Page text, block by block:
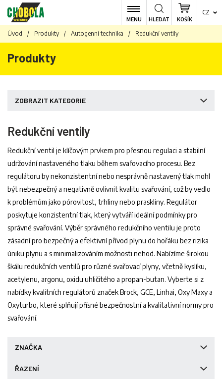
MENU KOŠÍK
CZ
HLEDAT
Úvod / Produkty / Autogenní technika / Redukční ventily
Produkty
ZOBRAZIT KATEGORIE
Redukční ventily
Redukční ventil je klíčovým prvkem pro přesnou regulaci a stabilní
udržování nastaveného tlaku během svařovacího procesu. Bez
regulátoru by nekonzistentní nebo nesprávně nastavený tlak mohl
být nebezpečný a negativně ovlivnit kvalitu svařování, což by vedlo
k problémům jako pórovitost, trhliny nebo praskliny. Regulátor
poskytuje konzistentní tlak, který vytváří ideální podmínky pro
správné svařování. Výběr správného redukčního ventilu je proto
zásadní pro bezpečný a efektivní přívod plynu do hořáku bez rizika
úniku plynu a s minimalizováním možnosti nehod. Nabízíme širokou
škálu redukčních ventilů pro různé svařovací plyny, včetně kyslíku,
acetylenu, argonu, oxidu uhličitého a propan-butan. Vyberte si z
nabídky kvalitních regulátorů značek Brock, GCE, Linhai, Oxy Maxy a
Oxyturbo, které splňují přísné bezpečnostní a kvalitativní normy pro
svařování.
ZNAČKA
ŘAZENÍ